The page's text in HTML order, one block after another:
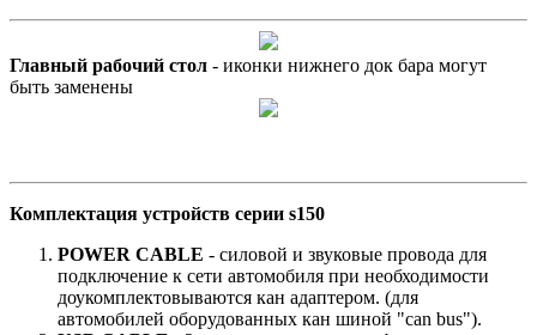
Главный рабочий стол - иконки нижнего док бара могут
быть заменены
Комплектация устройств серии s150
POWER CABLE - силовой и звуковые провода для
подключение к сети автомобиля при необходимости
доукомплектовываются кан адаптером. (для
автомобилей оборудованных кан шиной "can bus").